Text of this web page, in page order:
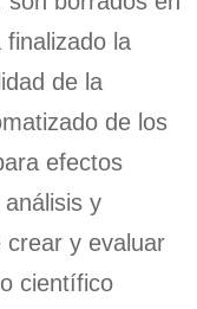
la
de la
de los
efectos
y
crear y evaluar
científico